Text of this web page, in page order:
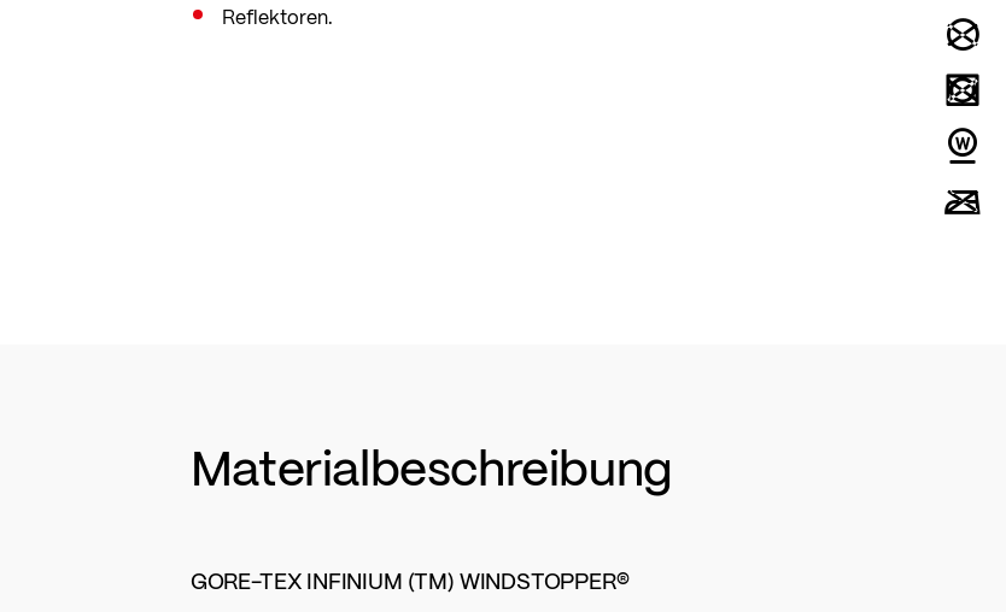
Reflektoren.
Materialbeschreibung
GORE-TEX INFINIUM (TM) WINDSTOPPER®